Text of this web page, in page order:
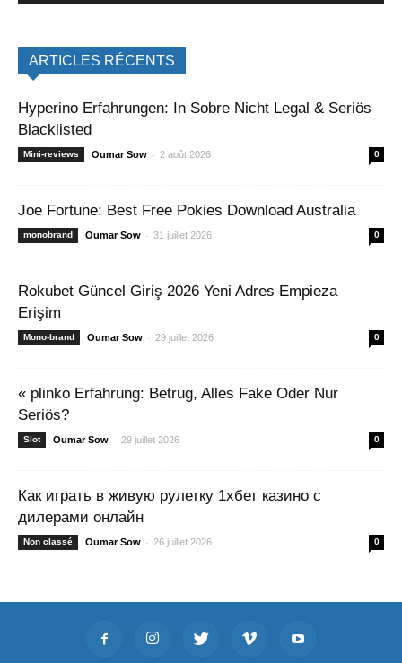
ARTICLES RÉCENTS
Hyperino Erfahrungen: In Sobre Nicht Legal & Seriös
Blacklisted
Mini-reviews Oumar Sow - 2 août 2026 0
Joe Fortune: Best Free Pokies Download Australia
monobrand Oumar Sow - 31 juillet 2026 0
Rokubet Güncel Giriş 2026 Yeni Adres Empieza
Erişim
Mono-brand Oumar Sow - 29 juillet 2026 0
« plinko Erfahrung: Betrug, Alles Fake Oder Nur
Seriös?
Slot Oumar Sow - 29 juillet 2026 0
Как играть в живую рулетку 1хбет казино с
дилерами онлайн
Non classé Oumar Sow - 26 juillet 2026 0